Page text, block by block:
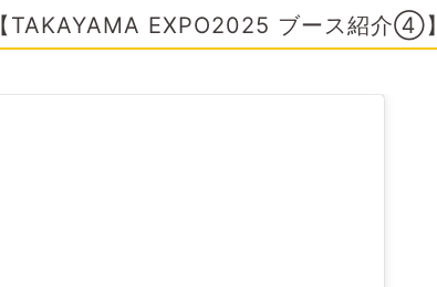
【TAKAYAMA EXPO2025 ブース紹介④】